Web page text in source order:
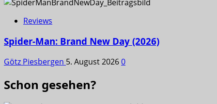
Reviews
Spider-Man: Brand New Day (2026)
Götz Piesbergen 5. August 20260
Schon gesehen?